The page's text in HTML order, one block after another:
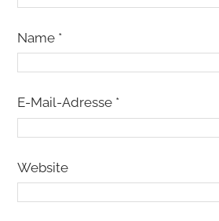
Name *
E-Mail-Adresse *
Website